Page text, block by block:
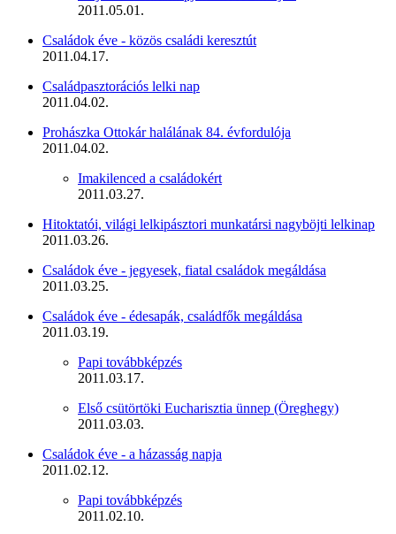
2011.05.01.
Családok éve - közös családi keresztút
2011.04.17.
Családpasztorációs lelki nap
2011.04.02.
Prohászka Ottokár halálának 84. évfordulója
2011.04.02.
Imakilenced a családokért
2011.03.27.
Hitoktatói, világi lelkipásztori munkatársi nagyböjti lelkinap
2011.03.26.
Családok éve - jegyesek, fiatal családok megáldása
2011.03.25.
Családok éve - édesapák, családfők megáldása
2011.03.19.
Papi továbbképzés
2011.03.17.
Első csütörtöki Eucharisztia ünnep (Öreghegy)
2011.03.03.
Családok éve - a házasság napja
2011.02.12.
Papi továbbképzés
2011.02.10.